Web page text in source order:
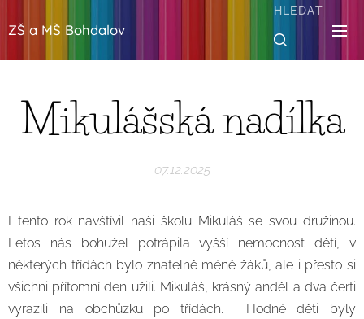
ZŠ a MŠ Bohdalov
HLEDAT
Mikulášská nadílka
07.12.2025
I tento rok navštívil naši školu Mikuláš se svou družinou.
Letos nás bohužel potrápila vyšší nemocnost dětí, v
některých třídách bylo znatelně méně žáků, ale i přesto si
všichni přítomní den užili. Mikuláš, krásný anděl a dva čerti
vyrazili na obchůzku po třídách. Hodné děti byly